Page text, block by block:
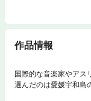
作品情報
国際的な音楽家やアス
選んだのは愛媛宇和島
はまたも大評判を呼